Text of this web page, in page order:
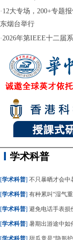
· 12大专场，200+专题
东烟台举行
·2026年第IEEE十二届
学术科普
[学术科普] 不只暴晒才会中
[学术科普] 有种累叫“湿气
[学术科普] 避免电话手表损
[学术科普] 暑期出游途中如何远离
[学术科普] 甜瓜竟是“隐形